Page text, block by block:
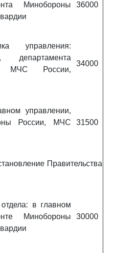
Минобороны
36000
управления:
департамента
МЧС России,
34000
управлении,
России, МЧС
31500
Правительства
в главном
Минобороны
30000